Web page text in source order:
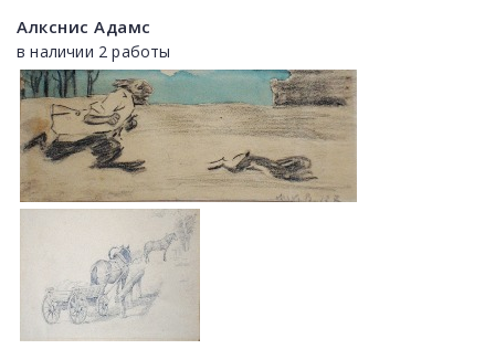
Алкснис Адамс
в наличии 2 работы